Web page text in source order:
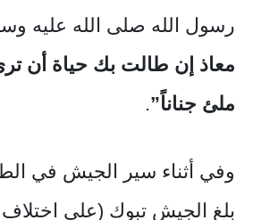
رسول الله صلى الله عليه
معاذ إن طالت بك حياة أن
ملئ جناناً”.
وفي أثناء سير الجيش في
بلغ الجيش تبوك (على اختلاف